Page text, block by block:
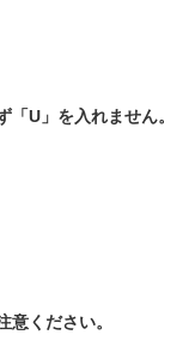
U」を入れません。
ください。